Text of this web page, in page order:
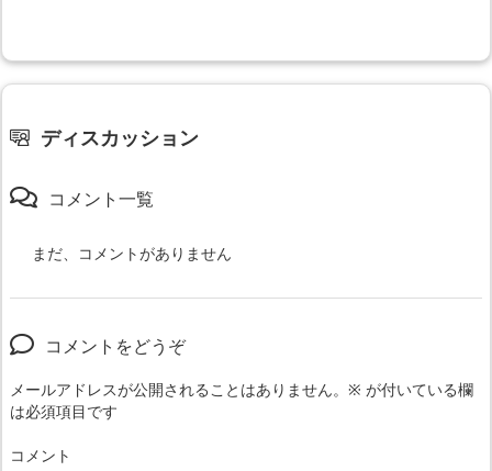
ディスカッション
コメント一覧
まだ、コメントがありません
コメントをどうぞ
メールアドレスが公開されることはありません。 ※ が付いている欄
は必須項目です
コメント